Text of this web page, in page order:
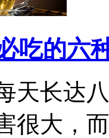
吃的六
天长达
很大，